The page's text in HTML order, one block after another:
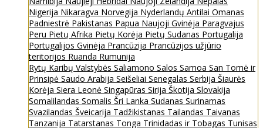
Nigerija Nikaragva Norvegija Nyderlandų Antilai Omanas
Padniestrė Pakistanas Papua Naujoji Gvinėja Paragvajus
Peru Pietų Afrika Pietų Korėja Pietų Sudanas Portugalija
Portugalijos Gvinėja Prancūzija Prancūzijos užjūrio
teritorijos Ruanda Rumunija
Rytų Karibų Valstybės Saliamono Salos Samoa San Tomė ir
Prinsipė Saudo Arabija Seišeliai Senegalas Serbija Šiaurės
Korėja Siera Leonė Singapūras Sirija Škotija Slovakija
Somalilandas Somalis Šri Lanka Sudanas Surinamas
Svazilandas Šveicarija Tadžikistanas Tailandas Taivanas
Tanzanija Tatarstanas Tonga Trinidadas ir Tobagas Tunisas